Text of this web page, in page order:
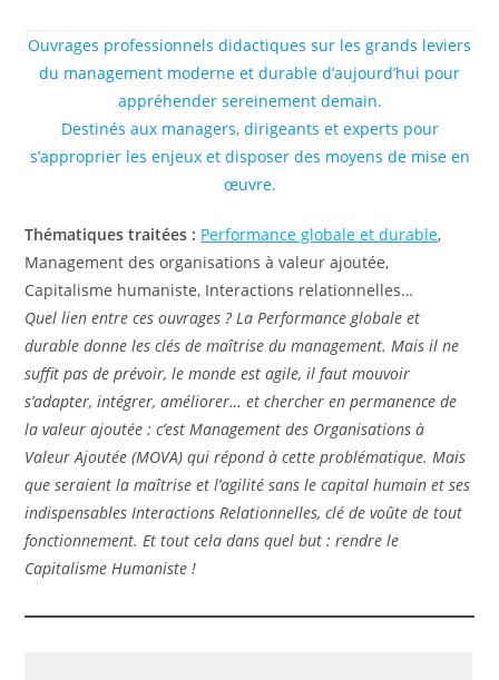
Ouvrages professionnels didactiques sur les grands leviers
du management moderne et durable d’aujourd’hui pour
appréhender sereinement demain.
Destinés aux managers, dirigeants et experts pour
s’approprier les enjeux et disposer des moyens de mise en
œuvre.
Thématiques traitées : Performance globale et durable,
Management des organisations à valeur ajoutée,
Capitalisme humaniste, Interactions relationnelles…
Quel lien entre ces ouvrages ? La Performance globale et
durable donne les clés de maîtrise du management. Mais il ne
suffit pas de prévoir, le monde est agile, il faut mouvoir
s’adapter, intégrer, améliorer… et chercher en permanence de
la valeur ajoutée : c’est Management des Organisations à
Valeur Ajoutée (MOVA) qui répond à cette problématique. Mais
que seraient la maîtrise et l’agilité sans le capital humain et ses
indispensables Interactions Relationnelles, clé de voûte de tout
fonctionnement. Et tout cela dans quel but : rendre le
Capitalisme Humaniste !